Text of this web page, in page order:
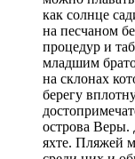
как солнце
на песчаном
процедур и
младшим
на склонах
берегу
острова Веры.
яхте. Пляжей